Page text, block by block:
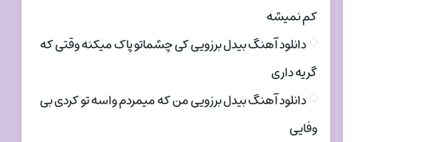
کم نمیشه
دانلود آهنگ بیدل برزویی کی چشماتو پاک میکنه وقتی که
گریه داری
دانلود آهنگ بیدل برزویی من که میمردم واسه تو کردی بی
وفایی